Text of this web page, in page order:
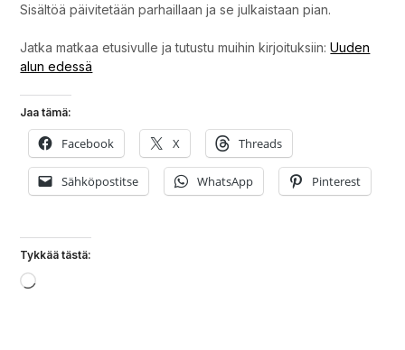
Sisältöä päivitetään parhaillaan ja se julkaistaan pian.
Jatka matkaa etusivulle ja tutustu muihin kirjoituksiin:Uuden
alun edessä
Jaa tämä:
Facebook X Threads
Sähköpostitse WhatsApp Pinterest
Tykkää tästä:
Loading…